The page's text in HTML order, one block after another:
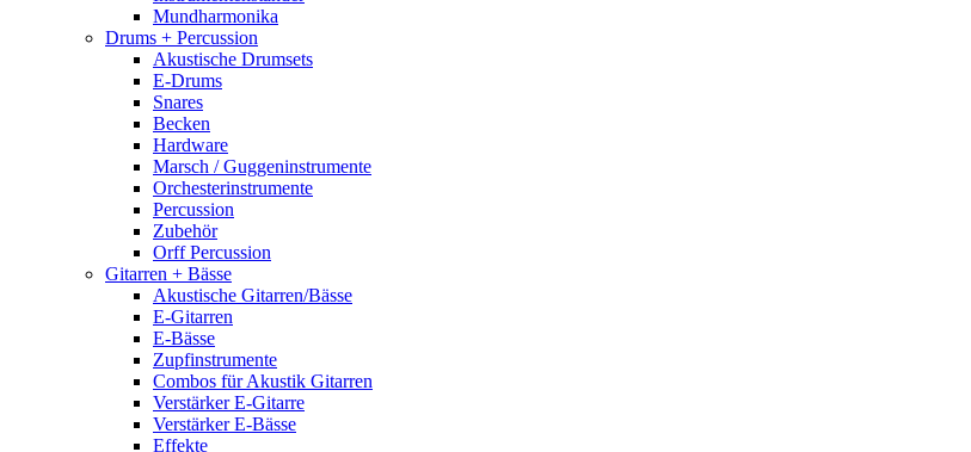
Mundharmonika
Drums + Percussion
Akustische Drumsets
E-Drums
Snares
Becken
Hardware
Marsch / Guggeninstrumente
Orchesterinstrumente
Percussion
Zubehör
Orff Percussion
Gitarren + Bässe
Akustische Gitarren/Bässe
E-Gitarren
E-Bässe
Zupfinstrumente
Combos für Akustik Gitarren
Verstärker E-Gitarre
Verstärker E-Bässe
Effekte